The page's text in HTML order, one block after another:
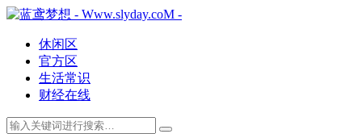
休闲区
官方区
生活常识
财经在线